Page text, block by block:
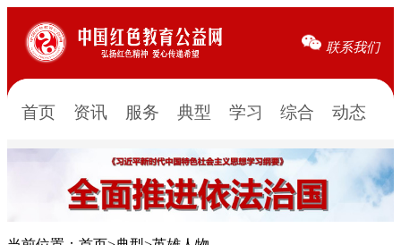
联系我们
首页 资讯 服务 典型 学习 综合 动态